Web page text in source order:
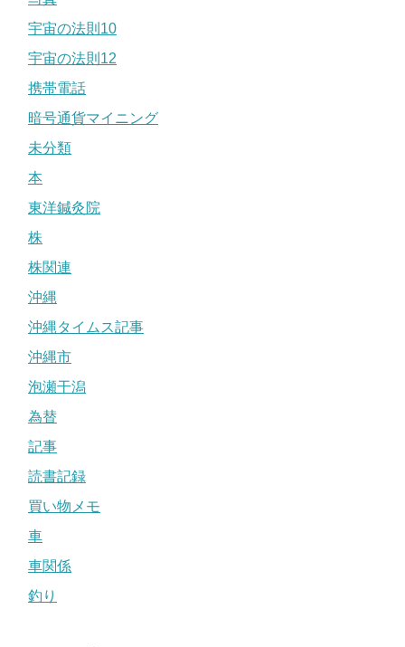
宇宙の法則10
宇宙の法則12
携帯電話
暗号通貨マイニング
未分類
本
東洋鍼灸院
株
株関連
沖縄
沖縄タイムス記事
沖縄市
泡瀬干潟
為替
記事
読書記録
買い物メモ
車
車関係
釣り